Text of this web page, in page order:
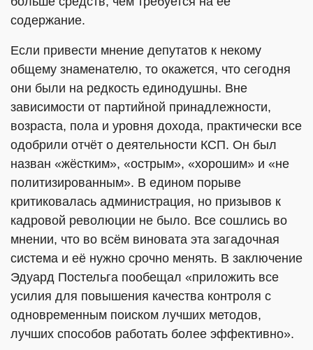
содержание.
Если привести мнение депутатов к некому
общему знаменателю, то окажется, что сегодня
они были на редкость единодушны. Вне
зависимости от партийной принадлежности,
возраста, пола и уровня дохода, практически все
одобрили отчёт о деятельности КСП. Он был
назван «жёстким», «острым», «хорошим» и «не
политизированным». В едином порыве
критиковалась администрация, но призывов к
кадровой революции не было. Все сошлись во
мнении, что во всём виновата эта загадочная
система и её нужно срочно менять. В заключение
Эдуард Постельга пообещал «приложить все
усилия для повышения качества контроля с
одновременным поиском лучших методов,
лучших способов работать более эффективно».